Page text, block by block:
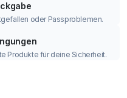
oder Passproblemen.
Produkte für deine Sicherheit.